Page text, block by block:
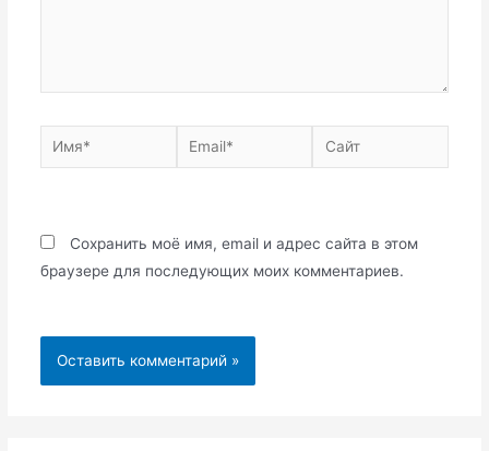
Имя* Email* Сайт
Сохранить моё имя, email и адрес сайта в этом
браузере для последующих моих комментариев.